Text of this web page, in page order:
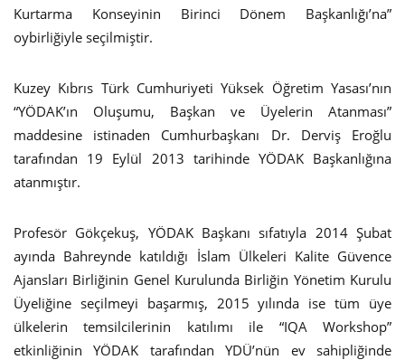
Kurtarma Konseyinin Birinci Dönem Başkanlığı’na”
oybirliğiyle seçilmiştir.
Kuzey Kıbrıs Türk Cumhuriyeti Yüksek Öğretim Yasası’nın
“YÖDAK’ın Oluşumu, Başkan ve Üyelerin Atanması”
maddesine istinaden Cumhurbaşkanı Dr. Derviş Eroğlu
tarafından 19 Eylül 2013 tarihinde YÖDAK Başkanlığına
atanmıştır.
Profesör Gökçekuş, YÖDAK Başkanı sıfatıyla 2014 Şubat
ayında Bahreynde katıldığı İslam Ülkeleri Kalite Güvence
Ajansları Birliğinin Genel Kurulunda Birliğin Yönetim Kurulu
Üyeliğine seçilmeyi başarmış, 2015 yılında ise tüm üye
ülkelerin temsilcilerinin katılımı ile “IQA Workshop”
etkinliğinin YÖDAK tarafından YDÜ’nün ev sahipliğinde